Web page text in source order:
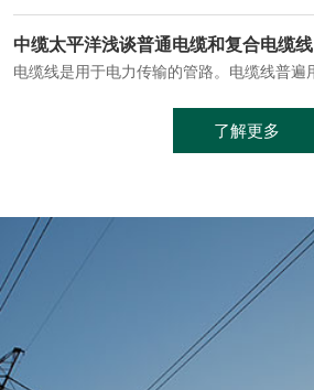
中缆太平洋浅谈普通电缆和复合电缆线
了解更多